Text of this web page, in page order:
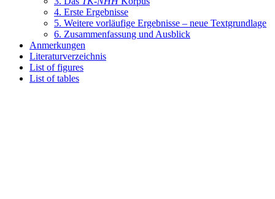
4. Erste Ergebnisse
5. Weitere vorläufige Ergebnisse – neue Textgrundlage
6. Zusammenfassung und Ausblick
Anmerkungen
Literaturverzeichnis
List of figures
List of tables